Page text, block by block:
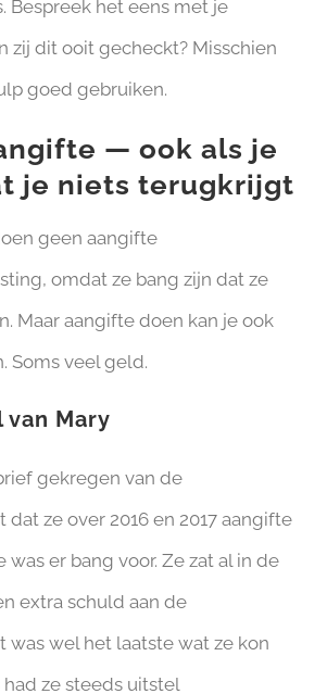
Bespreek het eens met je
zij dit ooit gecheckt? Misschien
goed gebruiken.
— ook als je
je niets terugkrijgt
geen aangifte
omdat ze bang zijn dat ze
Maar aangifte doen kan je ook
Soms veel geld.
van Mary
gekregen van de
dat ze over 2016 en 2017 aangifte
was er bang voor. Ze zat al in de
extra schuld aan de
was wel het laatste wat ze kon
ze steeds uitstel